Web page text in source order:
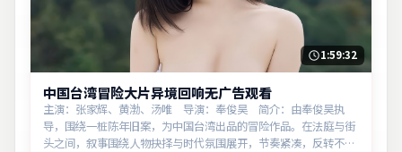
1:59:32
中国台湾冒险大片异境回响无广告观看
主演：张家辉、黄渤、汤唯 导演：奉俊昊 简介：由奉俊昊执
导，围绕一桩陈年旧案，为中国台湾出品的冒险作品。在法庭与街
头之间，叙事围绕人物抉择与时代氛围展开，节奏紧凑，反转不